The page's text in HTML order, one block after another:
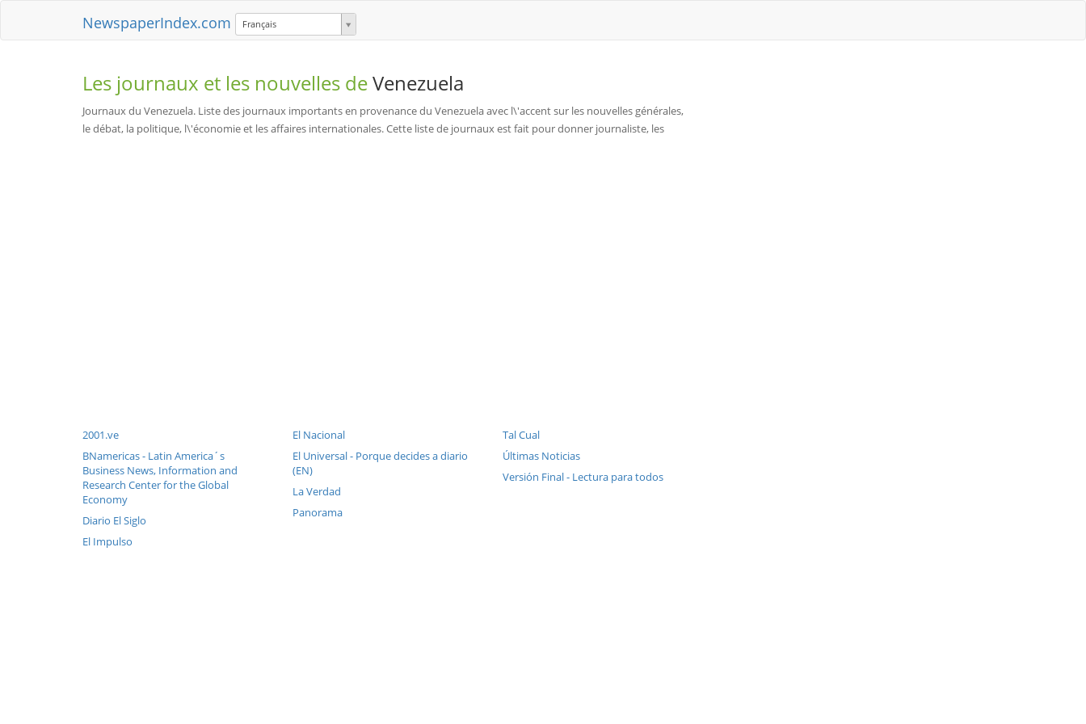
NewspaperIndex.com Français
Les journaux et les nouvelles deVenezuela
Journaux du Venezuela. Liste des journaux importants en provenance du Venezuela avec l\'accent sur les nouvelles générales,
le débat, la politique, l\'économie et les affaires internationales. Cette liste de journaux est fait pour donner journaliste, les
2001.ve
BNamericas - Latin America´s
Business News, Information and
Research Center for the Global
Economy
Diario El Siglo
El Impulso
El Nacional
El Universal - Porque decides a diario
(EN)
La Verdad
Panorama
Tal Cual
Últimas Noticias
Versión Final - Lectura para todos